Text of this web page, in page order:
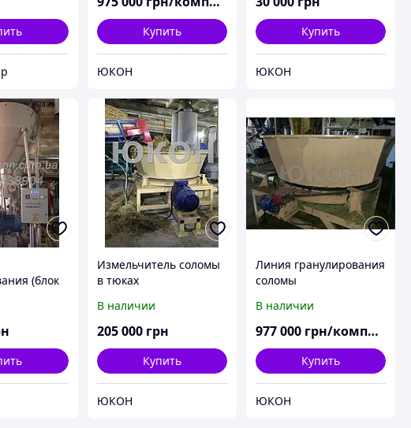
Купить
ЮКОН
сырьевого участка
линий
Купить
ЮКОН
(блок
Измельчитель соломы
в тюках
В наличии
205 000 грн
Купить
ЮКОН
Линия гранулирования
соломы
В наличии
977 000 грн/комплект
Купить
ЮКОН